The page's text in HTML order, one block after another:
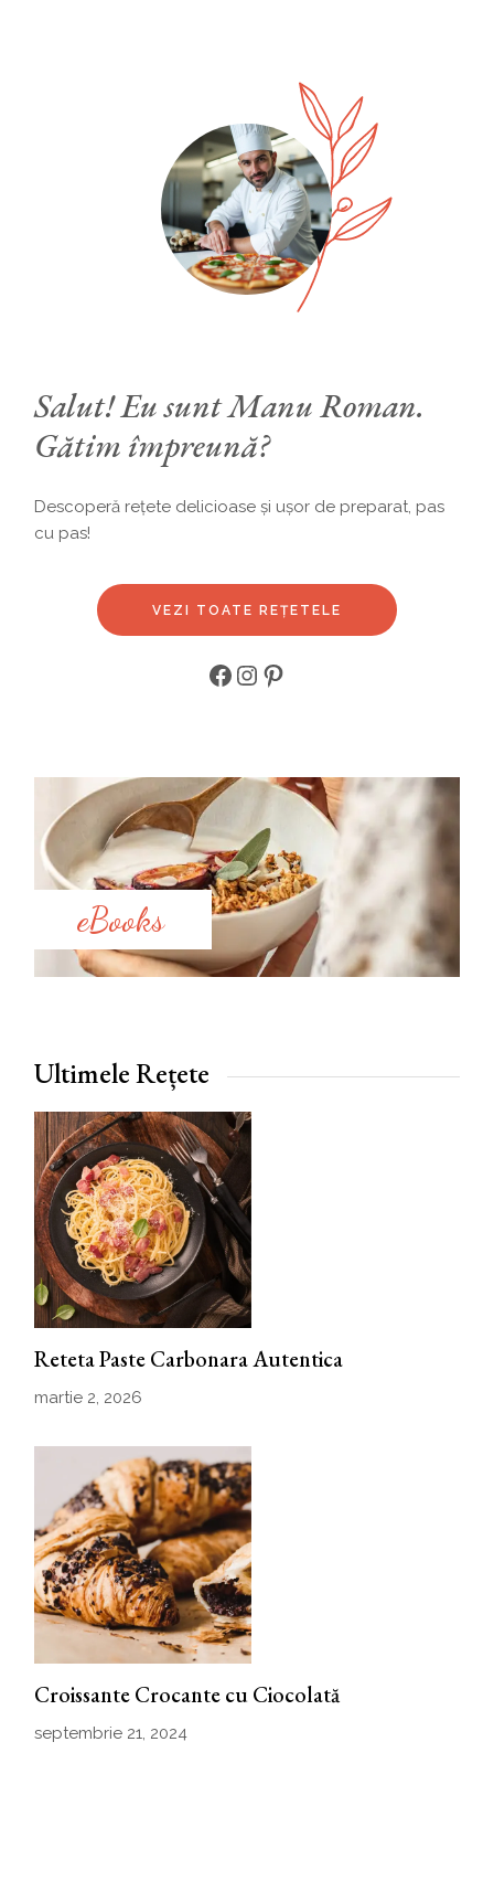
Salut! Eu sunt Manu Roman.
Gătim împreună?
Descoperă rețete delicioase și ușor de preparat, pas
cu pas!
VEZI TOATE REȚETELE
Facebook
Instagram
Pinterest
eBooks
Ultimele Rețete
Reteta Paste Carbonara Autentica
martie 2, 2026
Croissante Crocante cu Ciocolată
septembrie 21, 2024